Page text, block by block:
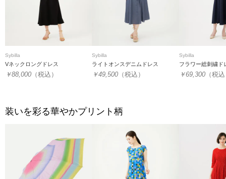
Sybilla
Vネックロングドレス
￥88,000 （税込）
Sybilla
ライトオンスデニムドレス
￥49,500 （税込）
Sybilla
フラワー総刺繍ド
￥69,300（税
装いを彩る華やかプリント柄